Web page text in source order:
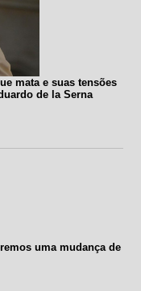
mata e suas tensões
de la Serna
uma mudança de